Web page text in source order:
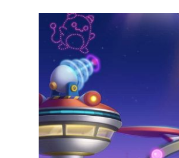
達
人
推
薦
科
體。